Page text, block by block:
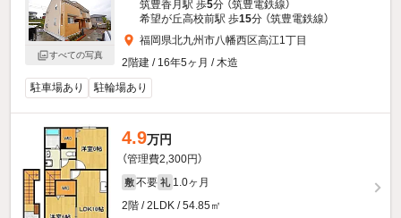
すべての写真
筑豊香月駅 歩5分 （筑豊電鉄線）
希望が丘高校前駅 歩15分 （筑豊電鉄線）
福岡県北九州市八幡西区高江1丁目
2階建 / 16年5ヶ月 / 木造
駐車場あり
駐輪場あり
4.9万円
（管理費2,300円）
敷 不要 礼 1.0ヶ月
2階 / 2LDK / 54.85㎡